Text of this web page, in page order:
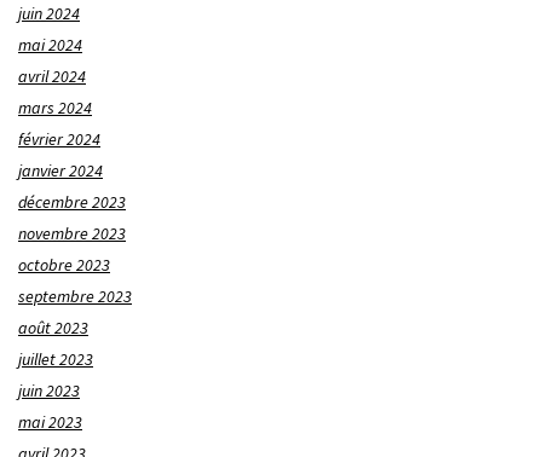
juin 2024
mai 2024
avril 2024
mars 2024
février 2024
janvier 2024
décembre 2023
novembre 2023
octobre 2023
septembre 2023
août 2023
juillet 2023
juin 2023
mai 2023